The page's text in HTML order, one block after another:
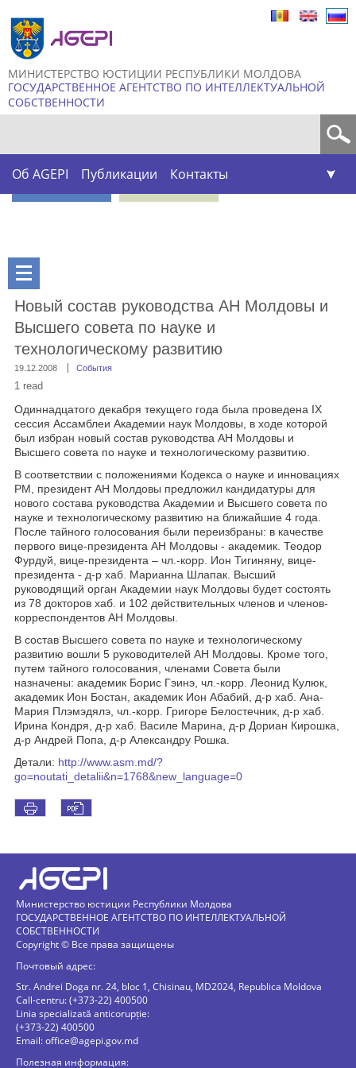
МИНИСТЕРСТВО ЮСТИЦИИ РЕСПУБЛИКИ МОЛДОВА
ГОСУДАРСТВЕННОЕ АГЕНТСТВО ПО ИНТЕЛЛЕКТУАЛЬНОЙ
СОБСТВЕННОСТИ
Об AGEPI Публикации Контакты
Новый состав руководства АН Молдовы и
Высшего совета по науке и
технологическому развитию
19.12.2008 События
Одиннадцатого декабря текущего года была проведена IX
сессия Ассамблеи Академии наук Молдовы, в ходе которой
был избран новый состав руководства АН Молдовы и
Высшего совета по науке и технологическому развитию.
В соответствии с положениями Кодекса о науке и инновациях
РМ, президент АН Молдовы предложил кандидатуры для
нового состава руководства Академии и Высшего совета по
науке и технологическому развитию на ближайшие 4 года.
После тайного голосования были переизбраны: в качестве
первого вице-президента АН Молдовы - академик. Теодор
Фурдуй, вице-президента – чл.-корр. Ион Тигиняну, вице-
президента - д-р хаб. Марианна Шлапак. Высший
руководящий орган Академии наук Молдовы будет состоять
из 78 докторов хаб. и 102 действительных членов и членов-
корреспондентов АН Молдовы.
В состав Высшего совета по науке и технологическому
развитию вошли 5 руководителей АН Молдовы. Кроме того,
путем тайного голосования, членами Совета были
назначены: академик Борис Гэинэ, чл.-корр. Леонид Кулюк,
академик Ион Бостан, академик Ион Абабий, д-р хаб. Ана-
Мария Плэмэдялэ, чл.-корр. Григоре Белостечник, д-р хаб.
Ирина Кондря, д-р хаб. Василе Марина, д-р Дориан Кирошка,
д-р Андрей Попа, д-р Александру Рошка.
Детали: http://www.asm.md/?
go=noutati_detalii&n=1768&new_language=0
1 read
Министерство юстиции Республики Молдова
ГОСУДАРСТВЕННОЕ АГЕНТСТВО ПО ИНТЕЛЛЕКТУАЛЬНОЙ
СОБСТВЕННОСТИ
Copyright © Все права защищены
Почтовый адрес:
Str. Andrei Doga nr. 24, bloc 1, Chisinau, MD2024, Republica Moldova
Call-centru: (+373-22) 400500
Linia specializată anticorupție:
(+373-22) 400500
Email:office@agepi.gov.md
Полезная информация: